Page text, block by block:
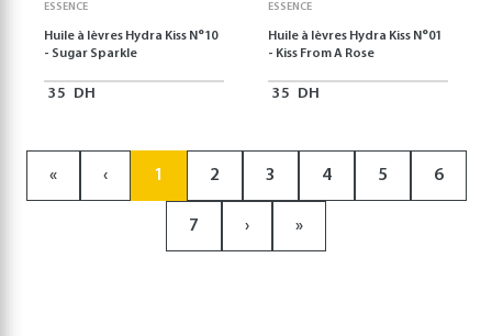
ESSENCE
Huile à lèvres Hydra Kiss N°10
- Sugar Sparkle
35 DH
ESSENCE
Huile à lèvres Hydra Kiss N°01
- Kiss From A Rose
35 DH
« ‹ 1 2 3 4 5 6
7 › »